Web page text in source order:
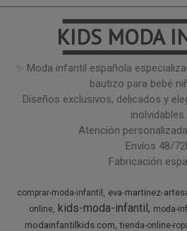
KIDS MODA
✨ Moda infantil española
bautizo para bebé
Diseños exclusivos, delicados y
inolvidables.
Atención
Envíos 48/
Fabricación
comprar-moda-infantil eva-martinez-
online kids-moda-infantil moda-
modainfantilkids.com tienda-online-